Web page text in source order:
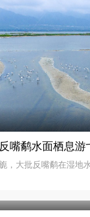
嘴鹬水面栖息游
，大批反嘴鹬在湿地